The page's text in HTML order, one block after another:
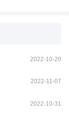
2022-10-20
2022-11-07
2022-10-31